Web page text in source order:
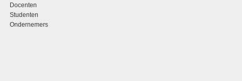
Docenten
Studenten
Ondernemers